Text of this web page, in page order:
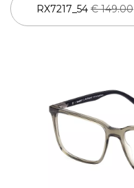
RX7217_54 € 149.00